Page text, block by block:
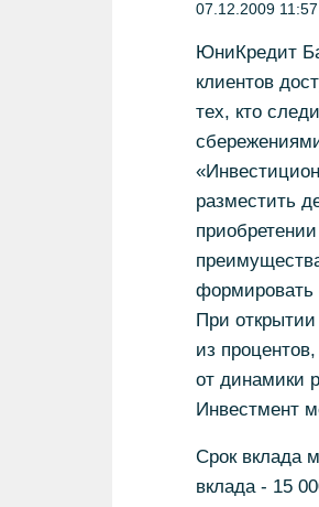
07.12.2009
ЮниКредит
клиентов
тех, кто
разместить
формировать
При
из
от динамики
Инвестмент
Срок вклада
вклада - 15